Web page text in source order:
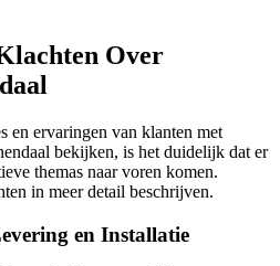
Over
en ervaringen van klanten met
bekijken, is het duidelijk dat er
themas naar voren komen.
in meer detail beschrijven.
en Installatie